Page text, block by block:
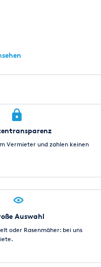
Vermieter und zahlen keinen
Auswahl
oder Rasenmäher: bei uns